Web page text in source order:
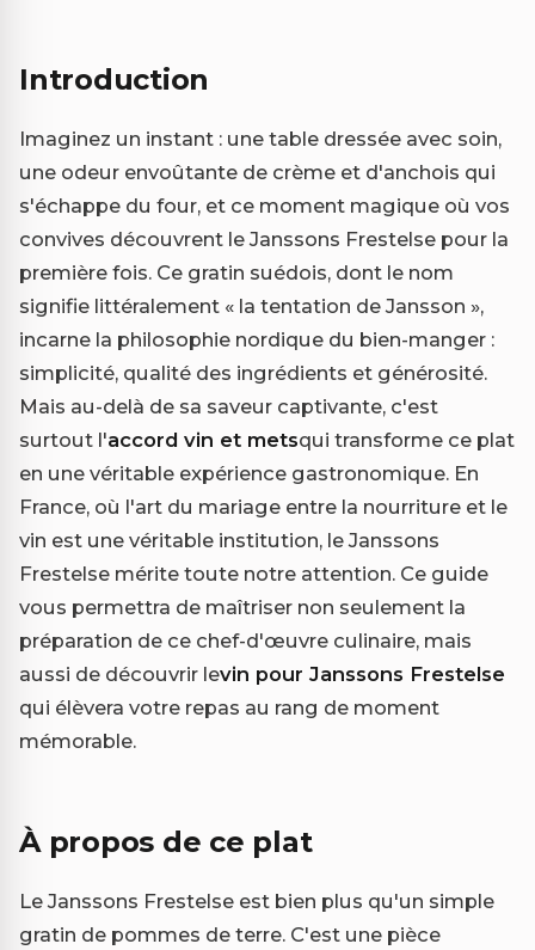
Introduction
Imaginez un instant : une table dressée avec soin,
une odeur envoûtante de crème et d'anchois qui
s'échappe du four, et ce moment magique où vos
convives découvrent le Janssons Frestelse pour la
première fois. Ce gratin suédois, dont le nom
signifie littéralement « la tentation de Jansson »,
incarne la philosophie nordique du bien-manger :
simplicité, qualité des ingrédients et générosité.
Mais au-delà de sa saveur captivante, c'est
surtout l'accord vin et metsqui transforme ce plat
en une véritable expérience gastronomique. En
France, où l'art du mariage entre la nourriture et le
vin est une véritable institution, le Janssons
Frestelse mérite toute notre attention. Ce guide
vous permettra de maîtriser non seulement la
préparation de ce chef-d'œuvre culinaire, mais
aussi de découvrir levin pour Janssons Frestelse
qui élèvera votre repas au rang de moment
mémorable.
À propos de ce plat
Le Janssons Frestelse est bien plus qu'un simple
gratin de pommes de terre. C'est une pièce